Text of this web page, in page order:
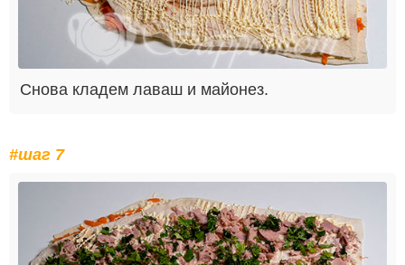
Снова кладем лаваш и майонез.
#шаг 7